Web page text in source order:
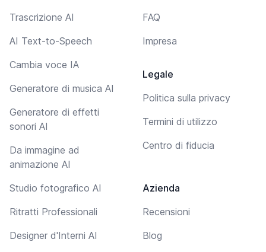
Trascrizione AI
AI Text-to-Speech
Cambia voce IA
Generatore di musica AI
Generatore di effetti
sonori AI
Da immagine ad
animazione AI
Studio fotografico AI
Ritratti Professionali
Designer d'Interni AI
FAQ
Impresa
Legale
Politica sulla privacy
Termini di utilizzo
Centro di fiducia
Azienda
Recensioni
Blog